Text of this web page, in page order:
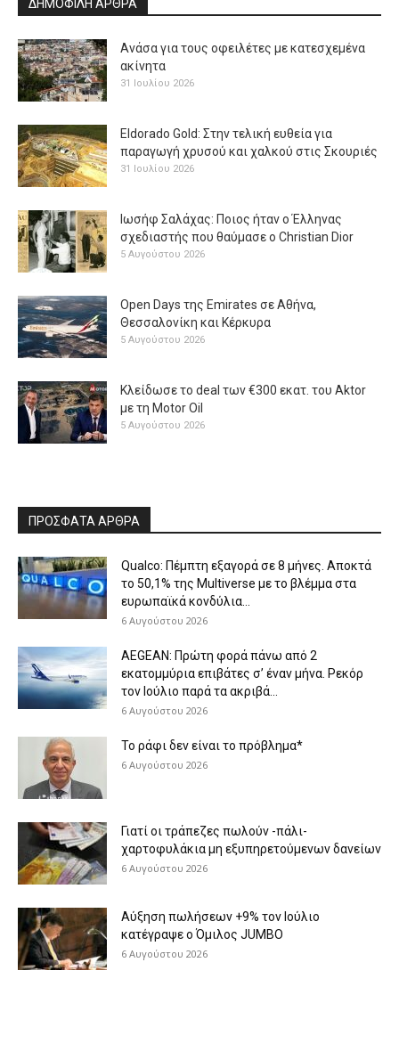
ΔΗΜΟΦΙΛΗ ΑΡΘΡΑ
Ανάσα για τους οφειλέτες με κατεσχεμένα
ακίνητα
31 Ιουλίου 2026
Eldorado Gold: Στην τελική ευθεία για
παραγωγή χρυσού και χαλκού στις Σκουριές
31 Ιουλίου 2026
Ιωσήφ Σαλάχας: Ποιος ήταν ο Έλληνας
σχεδιαστής που θαύμασε ο Christian Dior
5 Αυγούστου 2026
Open Days της Emirates σε Αθήνα,
Θεσσαλονίκη και Κέρκυρα
5 Αυγούστου 2026
Κλείδωσε το deal των €300 εκατ. του Aktor
με τη Μotor Oil
5 Αυγούστου 2026
ΠΡΟΣΦΑΤΑ ΑΡΘΡΑ
Qualco: Πέμπτη εξαγορά σε 8 μήνες. Aποκτά
το 50,1% της Multiverse με το βλέμμα στα
ευρωπαϊκά κονδύλια...
6 Αυγούστου 2026
AEGEAN: Πρώτη φορά πάνω από 2
εκατομμύρια επιβάτες σ’ έναν μήνα. Ρεκόρ
τον Ιούλιο παρά τα ακριβά...
6 Αυγούστου 2026
Το ράφι δεν είναι το πρόβλημα*
6 Αυγούστου 2026
Γιατί οι τράπεζες πωλούν -πάλι-
χαρτοφυλάκια μη εξυπηρετούμενων δανείων
6 Αυγούστου 2026
Aύξηση πωλήσεων +9% τον Ιούλιο
κατέγραψε ο Όμιλος JUMBO
6 Αυγούστου 2026